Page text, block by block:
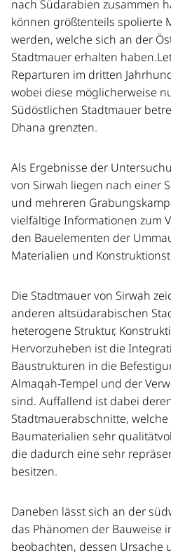
nach Südarabien zusammen
können größtenteils spolierte
werden, welche sich an der
Stadtmauer erhalten
Reparturen im dritten
wobei diese möglicherweise
Südöstlichen Stadtmauer
Dhana grenzten.
Als Ergebnisse der
von Sirwah liegen nach einer
und mehreren
vielfältige Informationen zum
den Bauelementen der
Materialien und
Die Stadtmauer von Sirwah
anderen altsüdarabischen
heterogene Struktur,
Hervorzuheben ist die
Baustrukturen in die
Almaqah-Tempel und der
sind. Auffallend ist dabei
Stadtmauerabschnitte,
Baumaterialien sehr
die dadurch eine sehr
besitzen.
Daneben lässt sich an der
das Phänomen der Bauweise
beobachten, dessen Ursache